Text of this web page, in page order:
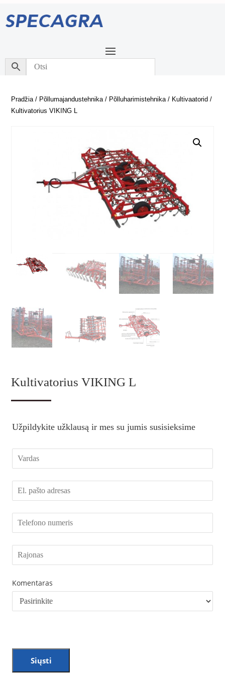
Pradžia/ Põllumajandustehnika/ Põlluharimistehnika/ Kultivaatorid /
Kultivatorius VIKING L
Kultivatorius VIKING L
Užpildykite užklausą ir mes su jumis susisieksime
Komentaras
Siųsti